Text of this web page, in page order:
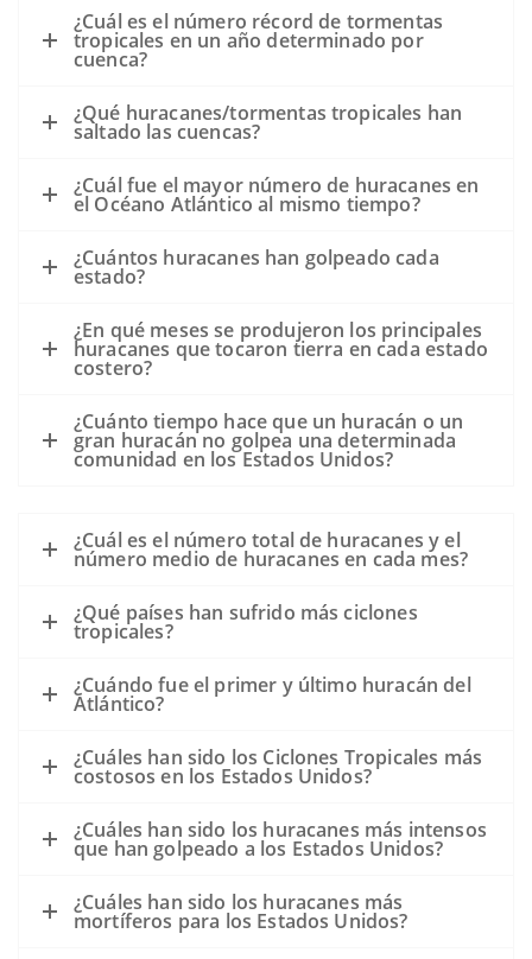
¿Cuál es el número récord de tormentas
tropicales en un año determinado por
cuenca?
¿Qué huracanes/tormentas tropicales han
saltado las cuencas?
¿Cuál fue el mayor número de huracanes en
el Océano Atlántico al mismo tiempo?
¿Cuántos huracanes han golpeado cada
estado?
¿En qué meses se produjeron los principales
huracanes que tocaron tierra en cada estado
costero?
¿Cuánto tiempo hace que un huracán o un
gran huracán no golpea una determinada
comunidad en los Estados Unidos?
¿Cuál es el número total de huracanes y el
número medio de huracanes en cada mes?
¿Qué países han sufrido más ciclones
tropicales?
¿Cuándo fue el primer y último huracán del
Atlántico?
¿Cuáles han sido los Ciclones Tropicales más
costosos en los Estados Unidos?
¿Cuáles han sido los huracanes más intensos
que han golpeado a los Estados Unidos?
¿Cuáles han sido los huracanes más
mortíferos para los Estados Unidos?